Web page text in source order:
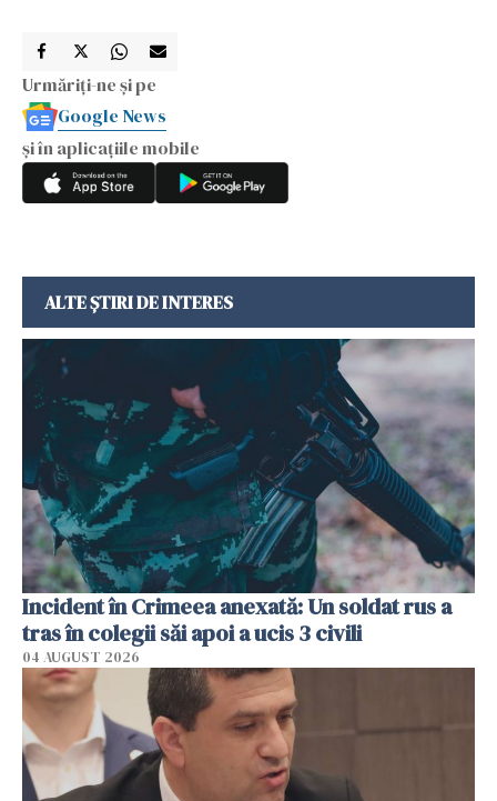
Urmăriți-ne și pe
Google News
și în aplicațiile mobile
ALTE ȘTIRI DE INTERES
Incident în Crimeea anexată: Un soldat rus a
tras în colegii săi apoi a ucis 3 civili
04 AUGUST 2026